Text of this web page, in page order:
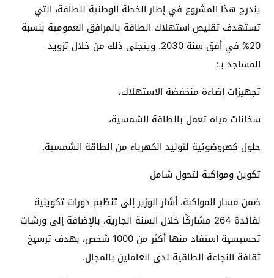
يندرج هذا المشروع في إطار الخطة الوطنية للطاقة، التي
تستهدف تقليص استهلاك الطاقة بالمرافق العمومية بنسبة
20% في أفق سنة 2030. ويتجلى ذلك من خلال تزويد
المساجد بـ:
تجهيزات إضاءة منخفضة الاستهلاك،
سخانات مياه تعمل بالطاقة الشمسية،
حلول كهروضوئية لتوليد الكهرباء من الطاقة الشمسية.
تكوين ومواكبة لتحول شامل
ضمن مسار المواكبة، أشار الوزير إلى تنظيم دورات تكوينية
لفائدة 264 مشاركًا خلال السنة الجارية، بالإضافة إلى ورشات
تحسيسية استفاد منها أكثر من 1000 شخص، بهدف ترسيخ
ثقافة النجاعة الطاقية لدى العاملين بالمجال.